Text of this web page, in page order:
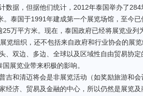
数据，但据他们统计，2012年泰国举办了284
。泰国于1991年建成第一个展览场馆，至今已
万平方米。现在，泰国政府已经将展览业列
览组织，还不包括来自政府和行业协会的展
、双边、多边、全球以及区域性自由贸易协定
展览业带来积极的影响。
和清迈将会是非展览活动（如奖励旅游和会
经济、贸易及金融的中心，所以仍然是展览及